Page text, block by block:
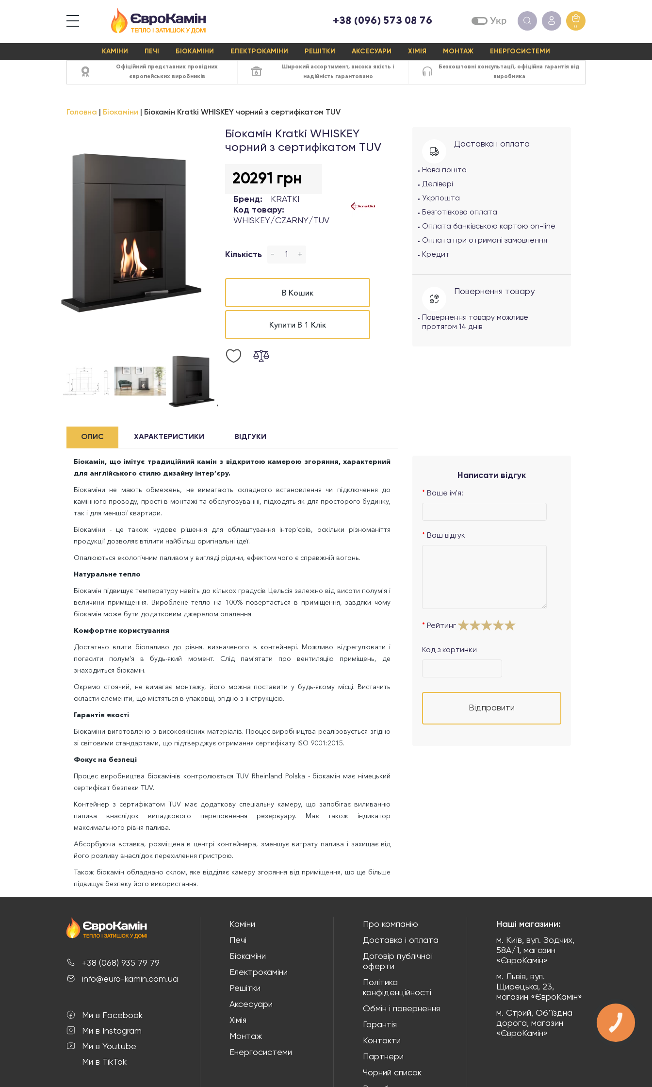
+38 (096) 573 08 76 Укр
0
КАМІНИ ПЕЧІ БІОКАМІНИ ЕЛЕКТРОКАМІНИ РЕШІТКИ АКСЕСУАРИ ХІМІЯ МОНТАЖ ЕНЕРГОСИСТЕМИ
Офіційний представник провідних
європейських виробників
Широкий ассортимент, висока якість і
надійність гарантовано
Безкоштовні консультації, офіційна гарантія від
виробника
Головна Біокаміни Біокамін Kratki WHISKEY чорний з сертифікатом TUV
Біокамін Kratki WHISKEY
чорний з сертифікатом TUV
20291 грн
Бренд:
KRATKI
Код товару:
WHISKEY/CZARNY/TUV
Кількість - +
В Кошик
Купити В 1 Клік
Доставка і оплата
Нова пошта
Делівері
Укрпошта
Безготівкова оплата
Оплата банківською картою on-line
Оплата при отримані замовлення
Кредит
Повернення товару
Повернення товару можливе
протягом 14 днів
ОПИС ХАРАКТЕРИСТИКИ ВІДГУКИ
Біокамін, що імітує традиційний камін з відкритою камерою згоряння, характерний
для англійського стилю дизайну інтер’єру.
Біокаміни не мають обмежень, не вимагають складного встановлення чи підключення до
камінного проводу, прості в монтажі та обслуговуванні, підходять як для просторого будинку,
так і для меншої квартири.
Біокаміни - це також чудове рішення для облаштування інтер'єрів, оскільки різноманіття
продукції дозволяє втілити найбільш оригінальні ідеї.
Опалюються екологічним паливом у вигляді рідини, ефектом чого є справжній вогонь.
Натуральне тепло
Біокамін підвищує температуру навіть до кількох градусів Цельсія залежно від висоти полум'я і
величини приміщення. Вироблене тепло на 100% повертається в приміщення, завдяки чому
біокамін може бути додатковим джерелом опалення.
Комфортне користування
Достатньо влити біопаливо до рівня, визначеного в контейнері. Можливо відрегулювати і
погасити полум'я в будь-який момент. Слід пам'ятати про вентиляцію приміщень, де
знаходиться біокамін.
Окремо стоячий, не вимагає монтажу, його можна поставити у будь-якому місці. Вистачить
скласти елементи, що містяться в упаковці, згідно з інструкцією.
Гарантія якості
Біокаміни виготовлено з високоякісних матеріалів. Процес виробництва реалізовується згідно
зі світовими стандартами, що підтверджує отримання сертифікату ISO 9001:2015.
Фокус на безпеці
Процес виробництва біокамінів контролюється TUV Rheinland Polska - біокамін має німецький
сертифікат безпеки TUV.
Контейнер з сертифікатом TUV має додаткову спеціальну камеру, що запобігає виливанню
палива внаслідок випадкового переповнення резервуару. Має також індикатор
максимального рівня палива.
Абсорбуюча вставка, розміщена в центрі контейнера, зменшує витрату палива і захищає від
його розливу внаслідок перехилення пристрою.
Також біокамін обладнано склом, яке відділяє камеру згоряння від приміщення, що ще більше
підвищує безпеку його використання.
Написати відгук
Ваше ім'я:
Ваш відгук
Рейтинг
Код з картинки
Відправити
+38 (068) 935 79 79
info@euro-kamin.com.ua
Ми в Facebook
Ми в Instagram
Ми в Youtube
Ми в TikTok
Каміни
Печі
Біокаміни
Електрокаміни
Решітки
Аксесуари
Хімія
Монтаж
Енергосистеми
Про компанію
Доставка і оплата
Договір публічної
оферти
Політика
конфіденційності
Обмін і повернення
Гарантія
Контакти
Партнери
Чорний список
Наші магазини:
м. Київ, вул. Зодчих,
58А/1, магазин
«ЄвроКамін»
м. Львів, вул.
Щирецька, 23,
магазин «ЄвроКамін»
м. Стрий, Обʼїздна
дорога, магазин
«ЄвроКамін»
КНОПКА
ЗВ'ЯЗКУ